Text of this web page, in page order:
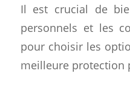
Il est crucial de
personnels et les
pour choisir les
meilleure protection